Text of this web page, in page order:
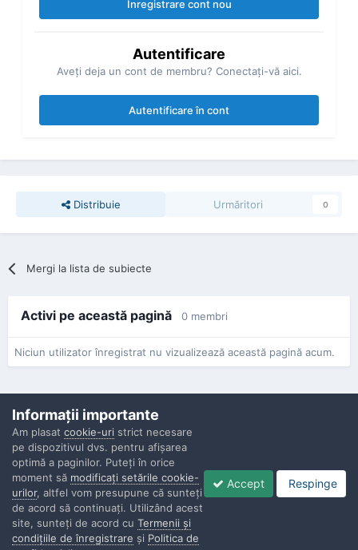
Înregistrare cont nou
Autentificare
Aveţi deja un cont de membru? Conectaţi-vă aici.
Autentificare în cont
Distribuie Urmăritori 0
Mergi la lista de subiecte
Activi pe această pagină 0 membri
Niciun utilizator înregistrat nu vizualizează această pagină acum.
Confidenţialitate Contactaţi-ne
Copyright © Politisti.ro, 2010 - 2026
Powered by Invision Community
Informaţii importante
Am plasat cookie-uri strict necesare
pe dispozitivul dvs. pentru afişarea
optimă a paginilor. Puteţi în orice
moment să modificaţi setările cookie-
urilor, altfel vom presupune că sunteţi
de acord să continuaţi. Utilizând acest
site, sunteţi de acord cu Termenii şi
condiţiile de înregistrare şi Politica de
Accept Respinge